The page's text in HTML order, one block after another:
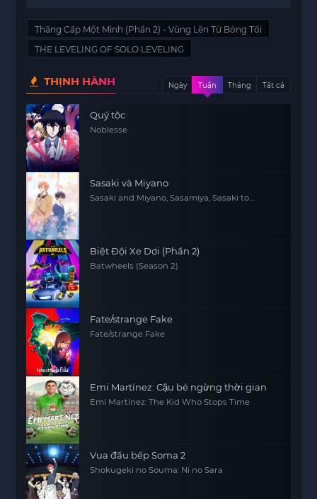
Thăng Cấp Một Mình (Phần 2) - Vùng Lên Từ Bóng Tối
THE LEVELING OF SOLO LEVELING
THỊNH HÀNH Ngày Tuần Tháng Tất cả
Quý tộc
Noblesse
Sasaki và Miyano
Sasaki and Miyano, Sasamiya, Sasaki to
Biệt Đội Xe Dơi (Phần 2)
Batwheels (Season 2)
Fate/strange Fake
Fate/strange Fake
Emi Martínez: Cậu bé ngừng thời gian
Emi Martínez: The Kid Who Stops Time
Vua đầu bếp Soma 2
Shokugeki no Souma: Ni no Sara